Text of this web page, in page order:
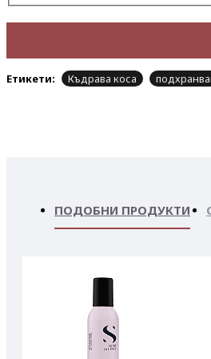
Етикети: Къдрава коса
ПОДОБНИ ПРОДУКТИ